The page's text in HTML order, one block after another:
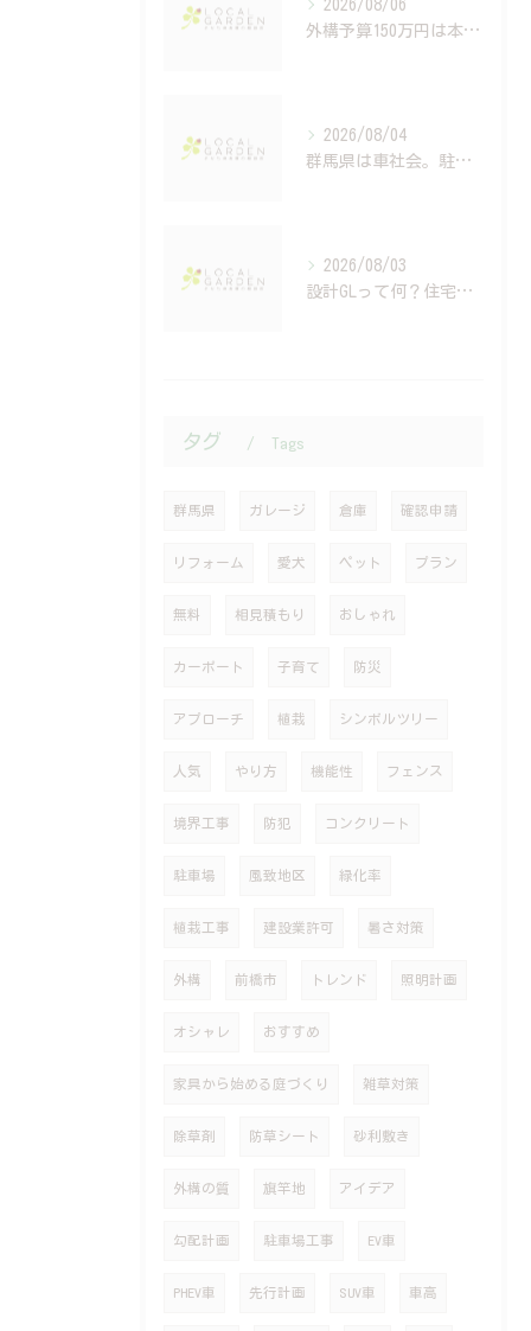
2026/08/06
外構予算150万円は本当？建築費高騰時代の資金計画と住宅ローンの考え方
2026/08/04
群馬県は車社会。駐車場設計で後悔する人の共通点
2026/08/03
設計GLって何？住宅会社では教えてくれない高さ計画の重要性
タグ Tags
群馬県 ガレージ 倉庫 確認申請
リフォーム 愛犬 ペット プラン
無料 相見積もり おしゃれ
カーポート 子育て 防災
アプローチ 植栽 シンボルツリー
人気 やり方 機能性 フェンス
境界工事 防犯 コンクリート
駐車場 風致地区 緑化率
植栽工事 建設業許可 暑さ対策
外構 前橋市 トレンド 照明計画
オシャレ おすすめ
家具から始める庭づくり 雑草対策
除草剤 防草シート 砂利敷き
外構の質 旗竿地 アイデア
勾配計画 駐車場工事 EV車
PHEV車 先行計画 SUV車 車高